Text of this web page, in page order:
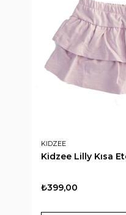
KIDZEE
Kidzee Lilly Kısa
₺399,00